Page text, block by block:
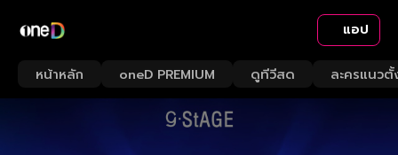
แอป
หน้าหลัก oneD PREMIUM ดูทีวีสด ละครแนวตั้